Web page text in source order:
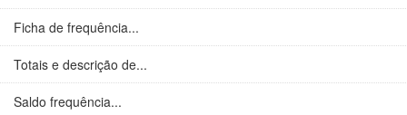
Ficha de frequência...
Totais e descrição de...
Saldo frequência...